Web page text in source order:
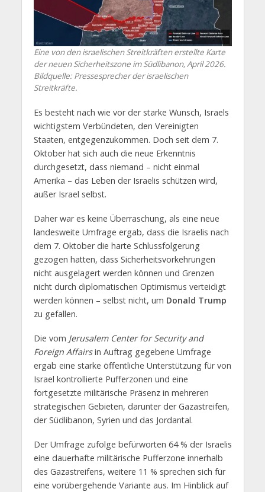
Eine von den israelischen Streitkräften erstellte Karte
der neuen Sicherheitszone im Südlibanon, April 2026.
Bildquelle: Pressesprecher der israelischen
Streitkräfte.
Es besteht nach wie vor der starke Wunsch, Israels
wichtigstem Verbündeten, den Vereinigten
Staaten, entgegenzukommen. Doch seit dem 7.
Oktober hat sich auch die neue Erkenntnis
durchgesetzt, dass niemand – nicht einmal
Amerika – das Leben der Israelis schützen wird,
außer Israel selbst.
Daher war es keine Überraschung, als eine neue
landesweite Umfrage ergab, dass die Israelis nach
dem 7. Oktober die harte Schlussfolgerung
gezogen hatten, dass Sicherheitsvorkehrungen
nicht ausgelagert werden können und Grenzen
nicht durch diplomatischen Optimismus verteidigt
werden können – selbst nicht, um Donald Trump
zu gefallen.
Die vom Jerusalem Center for Security and
Foreign Affairsin Auftrag gegebene Umfrage
ergab eine starke öffentliche Unterstützung für von
Israel kontrollierte Pufferzonen und eine
fortgesetzte militärische Präsenz in mehreren
strategischen Gebieten, darunter der Gazastreifen,
der Südlibanon, Syrien und das Jordantal.
Der Umfrage zufolge befürworten 64 % der Israelis
eine dauerhafte militärische Pufferzone innerhalb
des Gazastreifens, weitere 11 % sprechen sich für
eine vorübergehende Variante aus. Im Hinblick auf